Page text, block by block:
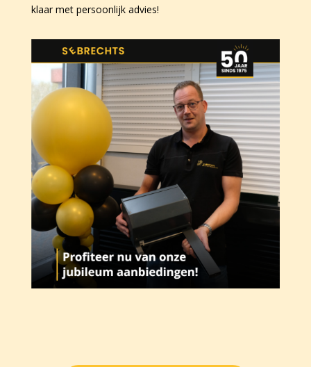
klaar met persoonlijk advies!